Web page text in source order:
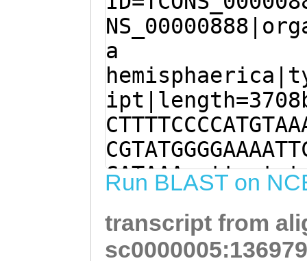
a
Run BLAST on
transcript from